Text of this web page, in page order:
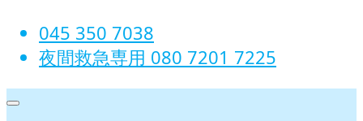
045 350 7038‬
夜間救急専用 080 7201 7225‬